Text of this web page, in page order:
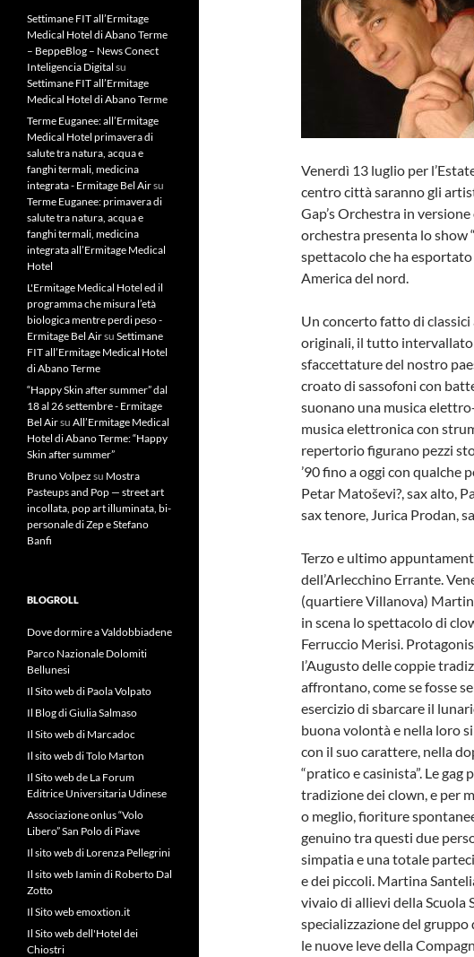
Venerdì 13 luglio per
centro città saranno gli
Gap’s Orchestra in versione
orchestra presenta lo show
spettacolo che ha
America del nord.
Un concerto fatto di classici
originali, il tutto intervallato
sfaccettature del nostro
croato di sassofoni con
suonano una musica
musica elettronica con
repertorio figurano pezzi
’90 fino a oggi con qualche
Petar Matoševi?, sax alto,
sax tenore, Jurica Prodan,
Terzo e ultimo
dell’Arlecchino Errante.
(quartiere Villanova)
in scena lo spettacolo di
Ferruccio Merisi.
l’Augusto delle coppie
affrontano, come se fosse
esercizio di sbarcare il
buona volontà e nella loro
con il suo carattere, nella
“pratico e casinista”. Le
tradizione dei clown, e per
o meglio, fioriture
genuino tra questi due
simpatia e una totale
e dei piccoli. Martina
vivaio di allievi della Scuola
specializzazione del
le nuove leve della
Settimane FIT all’Ermitage
Medical Hotel di Abano Terme
– BeppeBlog – News Conect
Inteligencia Digital su
Settimane FIT all’Ermitage
Medical Hotel di Abano Terme
Terme Euganee: all’Ermitage
Medical Hotel primavera di
salute tra natura, acqua e
fanghi termali, medicina
integrata - Ermitage Bel Airsu
Terme Euganee: primavera di
salute tra natura, acqua e
fanghi termali, medicina
integrata all’Ermitage Medical
Hotel
L'Ermitage Medical Hotel ed il
programma che misura l’età
biologica mentre perdi peso -
Ermitage Bel Airsu Settimane
FIT all’Ermitage Medical Hotel
di Abano Terme
“Happy Skin after summer” dal
18 al 26 settembre - Ermitage
Bel Airsu All’Ermitage Medical
Hotel di Abano Terme: “Happy
Skin after summer”
Bruno Volpez su Mostra
Pasteups and Pop — street art
incollata, pop art illuminata, bi-
personale di Zep e Stefano
Banfi
BLOGROLL
Dove dormire a Valdobbiadene
Parco Nazionale Dolomiti
Bellunesi
Il Sito web di Paola Volpato
Il Blog di Giulia Salmaso
Il Sito web di Marcadoc
Il sito web di Tolo Marton
Il Sito web de La Forum
Editrice Universitaria Udinese
Associazione onlus “Volo
Libero” San Polo di Piave
Il sito web di Lorenza Pellegrini
Il sito web Iamin di Roberto Dal
Zotto
Il Sito web emoxtion.it
Il Sito web dell'Hotel dei
Chiostri